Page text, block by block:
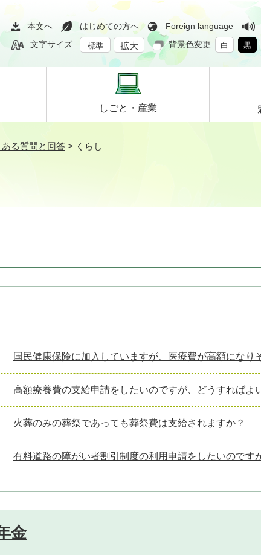
本文へ はじめての方へ Foreign language
文字サイズ
標準 拡大 背景色変更 白 黒
しごと・ 産業
ある質問と回答 > くらし
国民健康保険に加入していますが、医療費が高額になり
高額療養費の支給申請をしたいのですが、どうすればよ
火葬のみの葬祭であっても葬祭費は支給されますか？
有料道路の障がい者割引制度の利用申請をしたいのです
金